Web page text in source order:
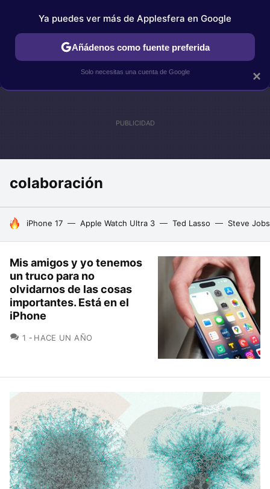
IPHONE TUTORIALES APPLESFERA SELECCIÓN
colaboración
HOY SE HABLA DE
iPhone 17 Apple Watch Ultra 3 Ted Lasso Steve Jobs
Mis amigos y yo tenemos
un truco para no
olvidarnos de las cosas
importantes. Está en el
iPhone
1 COMENTARIOS
HACE UN AÑO
×
Ya puedes ver más de Applesfera en Google
Añádenos como fuente preferida
Solo necesitas una cuenta de Google